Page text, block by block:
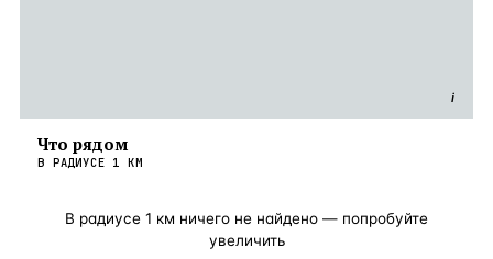
i
Что рядом
В РАДИУСЕ 1 КМ
В радиусе 1 км ничего не найдено — попробуйте
увеличить